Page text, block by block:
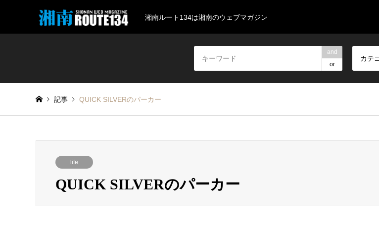
湘南ルート134は湘南のウェブマガジン
and
or
カテ
記事 QUICK SILVERのパーカー
life
QUICK SILVERのパーカー